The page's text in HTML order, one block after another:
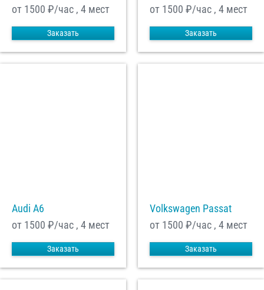
от 1500 ₽/час , 4 мест
Заказать
от 1500 ₽/час , 4 мест
Заказать
Audi A6
от 1500 ₽/час , 4 мест
Заказать
Volkswagen Passat
от 1500 ₽/час , 4 мест
Заказать